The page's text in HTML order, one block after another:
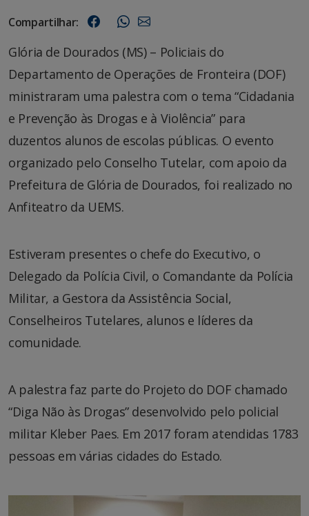
Compartilhar:
Glória de Dourados (MS) – Policiais do
Departamento de Operações de Fronteira (DOF)
ministraram uma palestra com o tema “Cidadania
e Prevenção às Drogas e à Violência” para
duzentos alunos de escolas públicas. O evento
organizado pelo Conselho Tutelar, com apoio da
Prefeitura de Glória de Dourados, foi realizado no
Anfiteatro da UEMS.
Estiveram presentes o chefe do Executivo, o
Delegado da Polícia Civil, o Comandante da Polícia
Militar, a Gestora da Assistência Social,
Conselheiros Tutelares, alunos e líderes da
comunidade.
A palestra faz parte do Projeto do DOF chamado
“Diga Não às Drogas” desenvolvido pelo policial
militar Kleber Paes. Em 2017 foram atendidas 1783
pessoas em várias cidades do Estado.